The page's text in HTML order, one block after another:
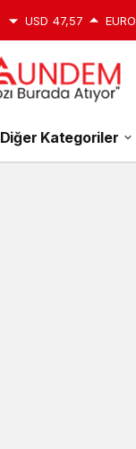
USD 47,57 EURO
Diğer Kategoriler